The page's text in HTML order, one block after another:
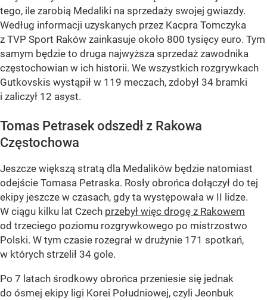
tego, ile zarobią Medaliki na sprzedaży swojej gwiazdy.
Według informacji uzyskanych przez Kacpra Tomczyka
z TVP Sport Raków zainkasuje około 800 tysięcy euro. Tym
samym będzie to druga najwyższa sprzedaż zawodnika
częstochowian w ich historii. We wszystkich rozgrywkach
Gutkovskis wystąpił w 119 meczach, zdobył 34 bramki
i zaliczył 12 asyst.
Tomas Petrasek odszedł z Rakowa
Częstochowa
Jeszcze większą stratą dla Medalików będzie natomiast
odejście Tomasa Petraska. Rosły obrońca dołączył do tej
ekipy jeszcze w czasach, gdy ta występowała w II lidze.
W ciągu kilku lat Czech przebył więc drogę z Rakowem
od trzeciego poziomu rozgrywkowego po mistrzostwo
Polski. W tym czasie rozegrał w drużynie 171 spotkań,
w których strzelił 34 gole.
Po 7 latach środkowy obrońca przeniesie się jednak
do ósmej ekipy ligi Korei Południowej, czyli Jeonbuk